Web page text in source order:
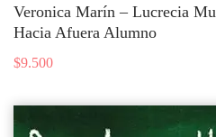
Veronica Marín – Lucrecia
Hacia Afuera Alumno
$9.500